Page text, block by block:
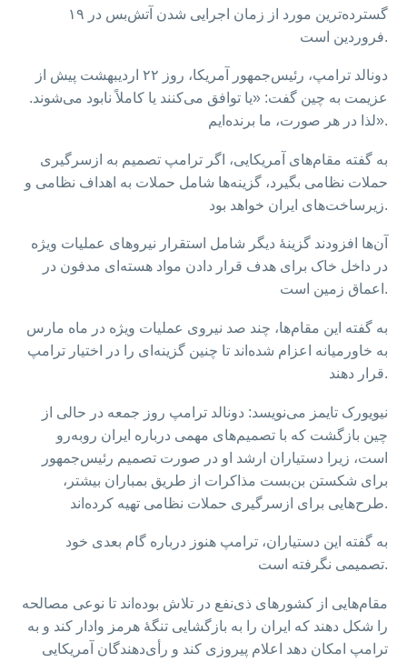
گسترده‌ترین مورد از زمان اجرایی شدن آتش‌بس در ۱۹
فروردین است.
دونالد ترامپ، رئیس‌جمهور آمریکا، روز ۲۲ اردیبهشت پیش از
عزیمت به چین گفت: «یا توافق می‌کنند یا کاملاً نابود می‌شوند.
لذا در هر صورت، ما برنده‌ایم».
به گفته مقام‌های آمریکایی، اگر ترامپ تصمیم به ازسرگیری
حملات نظامی بگیرد، گزینه‌ها شامل حملات به اهداف نظامی و
زیرساخت‌های ایران خواهد بود.
آن‌ها افزودند گزینهٔ دیگر شامل استقرار نیروهای عملیات ویژه
در داخل خاک برای هدف قرار دادن مواد هسته‌ای مدفون در
اعماق زمین است.
به گفته این مقام‌ها، چند صد نیروی عملیات ویژه در ماه مارس
به خاورمیانه اعزام شده‌اند تا چنین گزینه‌ای را در اختیار ترامپ
قرار دهند.
نیویورک تایمز می‌نویسد: دونالد ترامپ روز جمعه در حالی از
چین بازگشت که با تصمیم‌های مهمی درباره ایران روبه‌رو
است، زیرا دستیاران ارشد او در صورت تصمیم رئیس‌جمهور
برای شکستن بن‌بست مذاکرات از طریق بمباران بیشتر،
طرح‌هایی برای ازسرگیری حملات نظامی تهیه کرده‌اند.
به گفته این دستیاران، ترامپ هنوز درباره گام بعدی خود
تصمیمی نگرفته است.
مقام‌هایی از کشورهای ذی‌نفع در تلاش بوده‌اند تا نوعی مصالحه
را شکل دهند که ایران را به بازگشایی تنگهٔ هرمز وادار کند و به
ترامپ امکان دهد اعلام پیروزی کند و رأی‌دهندگان آمریکایی